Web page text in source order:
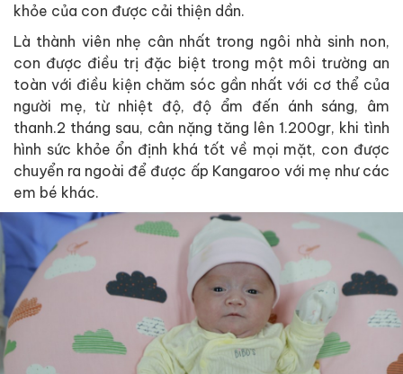
khỏe của con được cải thiện dần.
Là thành viên nhẹ cân nhất trong ngôi nhà sinh non,
con được điều trị đặc biệt trong một môi trường an
toàn với điều kiện chăm sóc gần nhất với cơ thể của
người mẹ, từ nhiệt độ, độ ẩm đến ánh sáng, âm
thanh.2 tháng sau, cân nặng tăng lên 1.200gr, khi tình
hình sức khỏe ổn định khá tốt về mọi mặt, con được
chuyển ra ngoài để được ấp Kangaroo với mẹ như các
em bé khác.